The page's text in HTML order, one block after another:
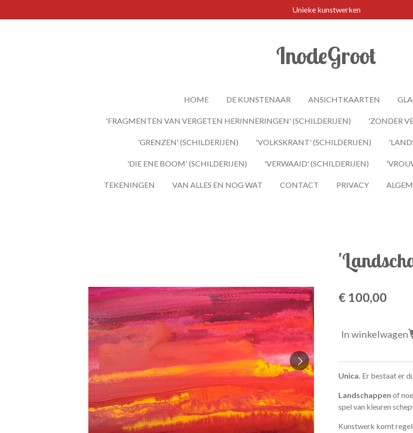
direct
Unieke kunstwerken
InodeGroot
HOME DE KUNSTENAAR ANSICHTKAARTEN
'FRAGMENTEN VAN VERGETEN HERINNERINGEN' (SCHILDERIJEN) 'ZONDER
'GRENZEN' (SCHILDERIJEN) 'VOLKSKRANT' (SCHILDERIJEN)
'DIE ENE BOOM' (SCHILDERIJEN) 'VERWAAID' (SCHILDERIJEN)
TEKENINGEN VAN ALLES EN NOG WAT CONTACT PRIVACY
€ 100,00
In winkelwagen
Unica. Er bestaat er
Landschappen of
spel van kleuren
Kunstwerk komt